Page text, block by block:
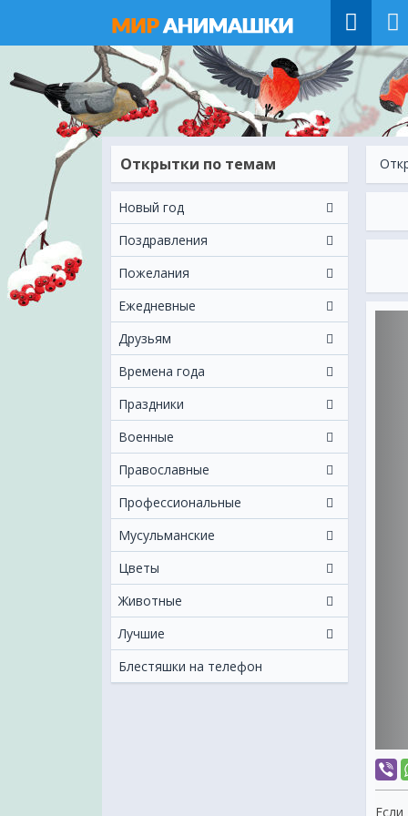
Открытки по темам
Новый год
Поздравления
Пожелания
Ежeдневные
Друзьям
Времена года
Праздники
Военные
Православные
Профессиональные
Мусульманские
Цветы
Животные
Лучшие
Блестяшки на телефон